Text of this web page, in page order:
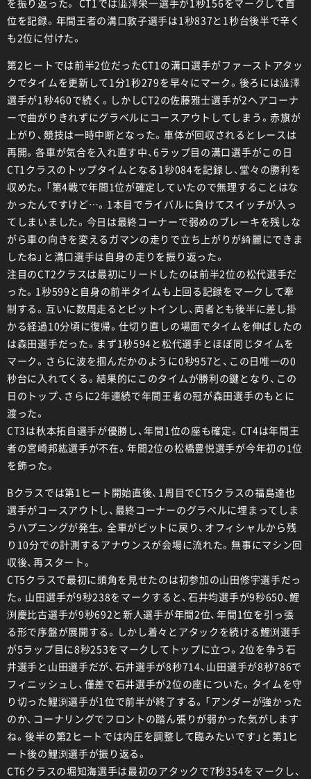
を振り返った。 CT1では澁澤栄一選手が1秒156をマークして首
位を記録。年間王者の溝口敦子選手は1秒837と1秒台後半で辛く
も2位に付けた。
第2ヒートでは前半2位だったCT1の溝口選手がファーストアタッ
クでタイムを更新して1分1秒279を早々にマーク。後ろには澁澤
選手が1秒460で続く。しかしCT2の佐藤雅士選手が2ヘアコーナ
ーで曲がりきれずにグラベルにコースアウトしてしまう。赤旗が
上がり、競技は一時中断となった。車体が回収されるとレースは
再開。各車が気合を入れ直す中、6ラップ目の溝口選手がこの日
CT1クラスのトップタイムとなる1秒084を記録し、堂々の勝利を
収めた。「第4戦で年間1位が確定していたので無理することはな
かったんですけど…。1本目でライバルに負けてスイッチが入っ
てしまいました。今日は最終コーナーで弱めのブレーキを残しな
がら車の向きを変えるガマンの走りで立ち上がりが綺麗にできま
したね」と溝口選手は自身の走りを振り返った。
注目のCT2クラスは最初にリードしたのは前半2位の松代選手だ
った。1秒599と自身の前半タイムも上回る記録をマークして牽
制する。互いに数周走るとピットインし、両者とも後半に差し掛
かる経過10分頃に復帰。仕切り直しの場面でタイムを伸ばしたの
は森田選手だった。まず1秒594と松代選手とほぼ同じタイムを
マーク。さらに波を掴んだかのように0秒957と、この日唯一の0
秒台に入れてくる。結果的にこのタイムが勝利の鍵となり、この
日のトップ、さらに2年連続で年間王者の冠が森田選手のもとに
渡った。
CT3は秋本拓自選手が優勝し、年間1位の座も確定。CT4は年間王
者の宮崎邦紘選手が不在。年間2位の松橋豊悦選手が今年初の1位
を飾った。
Bクラスでは第1ヒート開始直後、1周目でCT5クラスの福島達也
選手がコースアウトし、最終コーナーのグラベルに埋まってしま
うハプニングが発生。全車がピットに戻り、オフィシャルから残
り10分での計測するアナウンスが会場に流れた。無事にマシン回
収後、再スタート。
CT5クラスで最初に頭角を見せたのは初参加の山田修宇選手だっ
た。山田選手が9秒238をマークすると、石井均選手が9秒650、鯉
渕慶比古選手が9秒692と新人選手が年間2位、年間1位を引っ張
る形で序盤が展開する。しかし着々とアタックを続ける鯉渕選手
が5ラップ目に8秒253をマークしてトップに立つ。2位を争う石
井選手と山田選手だが、石井選手が8秒714、山田選手が8秒786で
フィニッシュし、僅差で石井選手が2位の座についた。タイムを守
り切った鯉渕選手が1位で前半が終了する。「アンダーが強かった
のか、コーナリングでフロントの踏ん張りが弱かった気がします
ね。後半の第2ヒートでは内圧を調整して臨みたいです」と第1ヒ
ート後の鯉渕選手が振り返る。
CT6クラスの堀知海選手は最初のアタックで7秒354をマークし、